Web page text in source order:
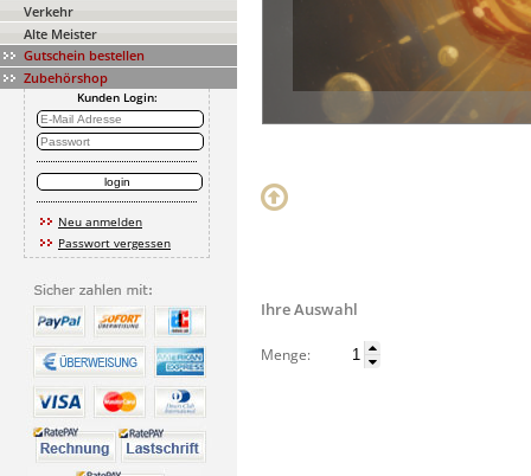
Verkehr
Alte Meister
Gutschein bestellen
Zubehörshop
Kunden Login:
Neu anmelden
Passwort vergessen
Ihre Auswahl
Menge: